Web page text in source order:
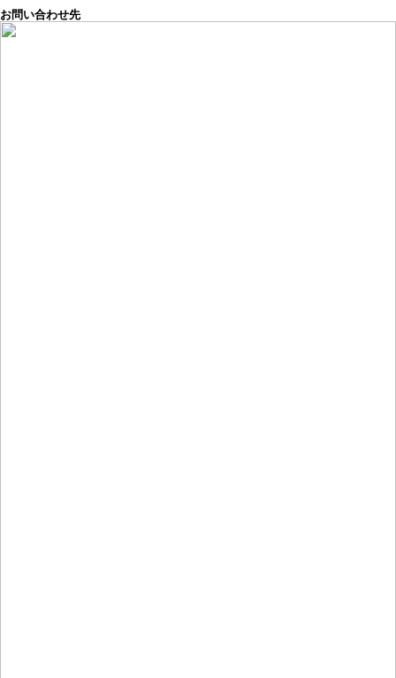
お問い合わせ先